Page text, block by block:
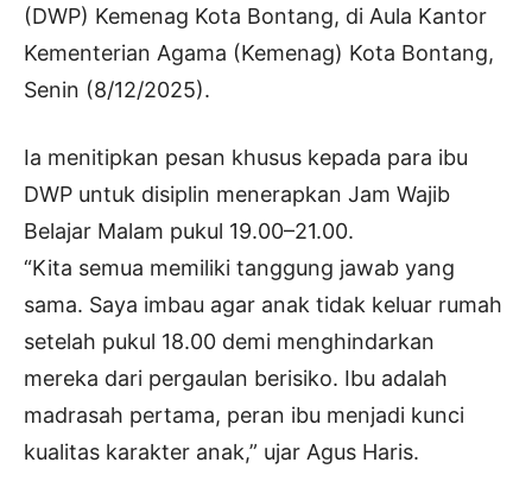
(DWP) Kemenag Kota Bontang, di Aula Kantor
Kementerian Agama (Kemenag) Kota Bontang,
Senin (8/12/2025).
Ia menitipkan pesan khusus kepada para ibu
DWP untuk disiplin menerapkan Jam Wajib
Belajar Malam pukul 19.00–21.00.
“Kita semua memiliki tanggung jawab yang
sama. Saya imbau agar anak tidak keluar rumah
setelah pukul 18.00 demi menghindarkan
mereka dari pergaulan berisiko. Ibu adalah
madrasah pertama, peran ibu menjadi kunci
kualitas karakter anak,” ujar Agus Haris.